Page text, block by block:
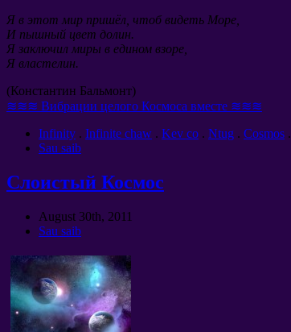
Я в этот мир пришёл чтоб видеть Море
И пышный цвет долин.
Я заключил миры в едином взоре
Я властелин.
(Константин Бальмонт)
≋≋≋ Вибрации целого Космоса вместе ≋≋≋
Infinity . Infinite chaw . Kev co . Ntug . Cosmos .
Sau saib
Слоистый Космос
August 30th, 2011
Sau saib